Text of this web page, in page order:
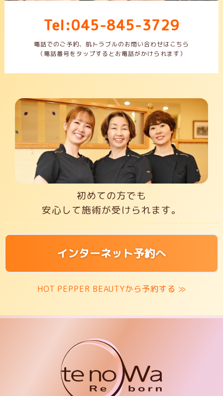
Tel:045-845-3729
電話でのご予約、肌トラブルのお問い合わせはこちら
（電話番号をタップするとお電話がかけられます）
初めての方でも
安心して施術が受けられます。
インターネット予約へ
HOT PEPPER BEAUTYから予約する ≫